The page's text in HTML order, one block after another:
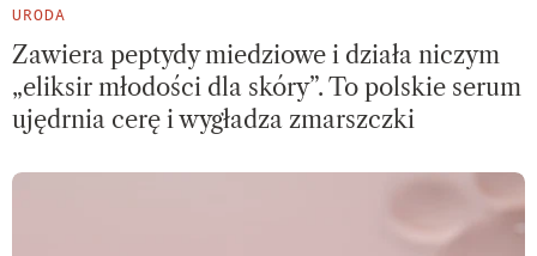
URODA
Zawiera peptydy miedziowe i działa niczym
„eliksir młodości dla skóry”. To polskie serum
ujędrnia cerę i wygładza zmarszczki